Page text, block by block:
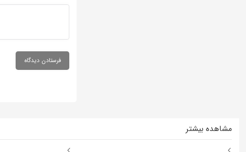
مشاهده بیشتر